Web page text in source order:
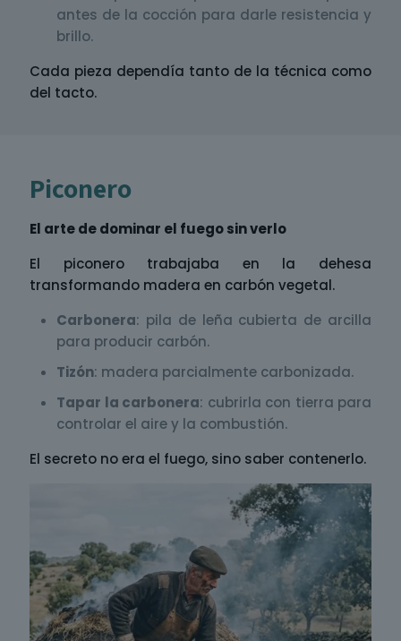
antes de la cocción para darle resistencia y
brillo.
Cada pieza dependía tanto de la técnica como
del tacto.
Piconero
El arte de dominar el fuego sin verlo
El piconero trabajaba en la dehesa
transformando madera en carbón vegetal.
Carbonera: pila de leña cubierta de arcilla
para producir carbón.
Tizón: madera parcialmente carbonizada.
Tapar la carbonera: cubrirla con tierra para
controlar el aire y la combustión.
El secreto no era el fuego, sino saber contenerlo.